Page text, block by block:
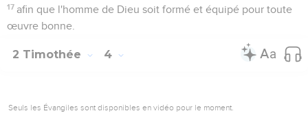
17 afin que l'homme de Dieu soit formé et équipé pour toute
œuvre bonne.
2 Timothée 4
Seuls les Évangiles sont disponibles en vidéo pour le moment.